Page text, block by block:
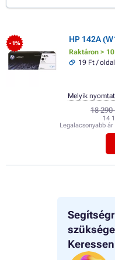
- 1% HP 142A
Raktáron >
19 Ft / oldal
18 290
14
Legalacsonyabb
Melyik